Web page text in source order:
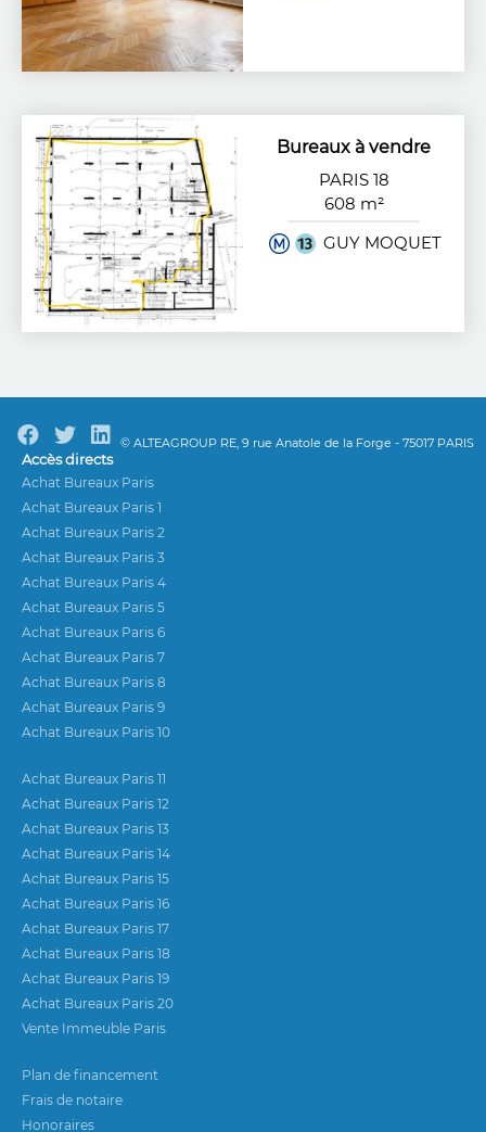
Bureaux à vendre
PARIS 18
608 m²
GUY MOQUET
© ALTEAGROUP RE, 9 rue Anatole de la Forge - 75017 PARIS
Accès directs
Achat Bureaux Paris
Achat Bureaux Paris 1
Achat Bureaux Paris 2
Achat Bureaux Paris 3
Achat Bureaux Paris 4
Achat Bureaux Paris 5
Achat Bureaux Paris 6
Achat Bureaux Paris 7
Achat Bureaux Paris 8
Achat Bureaux Paris 9
Achat Bureaux Paris 10
Achat Bureaux Paris 11
Achat Bureaux Paris 12
Achat Bureaux Paris 13
Achat Bureaux Paris 14
Achat Bureaux Paris 15
Achat Bureaux Paris 16
Achat Bureaux Paris 17
Achat Bureaux Paris 18
Achat Bureaux Paris 19
Achat Bureaux Paris 20
Vente Immeuble Paris
Plan de financement
Frais de notaire
Honoraires